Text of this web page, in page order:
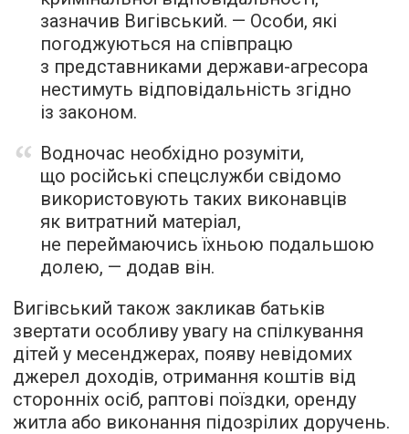
зазначив Вигівський. — Особи, які
погоджуються на співпрацю
з представниками держави-агресора
нестимуть відповідальність згідно
із законом.
Водночас необхідно розуміти,
що російські спецслужби свідомо
використовують таких виконавців
як витратний матеріал,
не переймаючись їхньою подальшою
долею, — додав він.
Вигівський також закликав батьків
звертати особливу увагу на спілкування
дітей у месенджерах, появу невідомих
джерел доходів, отримання коштів від
сторонніх осіб, раптові поїздки, оренду
житла або виконання підозрілих доручень.